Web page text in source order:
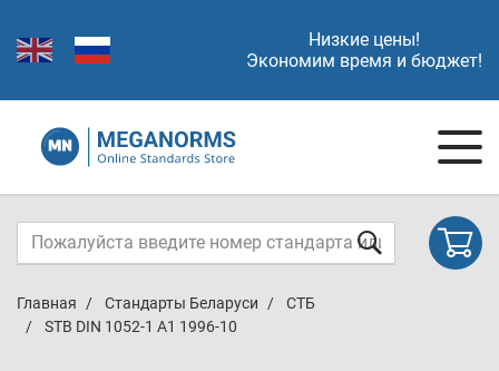
Низкие цены!
Экономим время и бюджет!
Главная Стандарты Беларуси
СТБ
STB DIN 1052-1 A1 1996-10